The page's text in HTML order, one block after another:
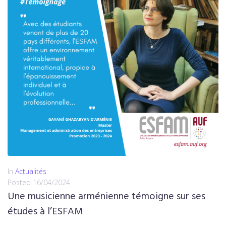
In Actualités
Posted 16/04/2024
Une musicienne arménienne témoigne sur ses
études à l’ESFAM